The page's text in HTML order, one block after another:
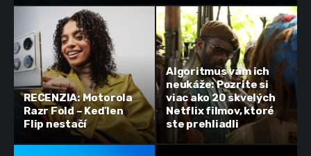
RECENZIA: Motorola
Razr Fold – Keď len
Flip nestačí
Algoritmus vám ich
neukáže: Pozrite si
viac ako 20 skvelých
Netflix filmov, ktoré
ste prehliadli